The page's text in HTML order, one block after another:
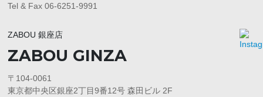
Tel & Fax 06-6251-9991
ZABOU 銀座店
ZABOU GINZA
〒104-0061
東京都中央区銀座2丁目9番12号 森田ビル 2F